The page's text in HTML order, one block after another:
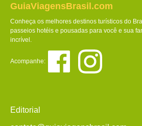
GuiaViagensBrasil.com
Conheça os melhores destinos turísticos do
passeios hotéis e pousadas para você e sua
incrível.
Acompanhe:
Editorial